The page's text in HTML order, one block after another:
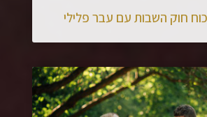
חוק השבות עם עבר פלילי